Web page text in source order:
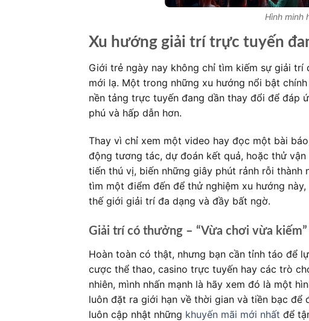
Hình minh
Xu hướng giải trí trực tuyến
Giới trẻ ngày nay không chỉ tìm kiếm sự giải
mới lạ. Một trong những xu hướng nổi bật
nền tảng trực tuyến đang dần thay đổi để đáp
phú và hấp dẫn hơn.
Thay vì chỉ xem một video hay đọc một bài
động tương tác, dự đoán kết quả, hoặc thử
tiến thú vị, biến những giây phút rảnh rỗi thành
tìm một điểm đến để thử nghiệm xu hướng
thế giới giải trí đa dạng và đầy bất ngờ.
Giải trí có thưởng – “Vừa chơi vừa
Hoàn toàn có thật, nhưng bạn cần tỉnh táo để
cược thể thao, casino trực tuyến hay các trò
nhiên, mình nhấn mạnh là hãy xem đó là một
luôn đặt ra giới hạn về thời gian và tiền bạc để
luôn cập nhật những khuyến mãi mới nhất để